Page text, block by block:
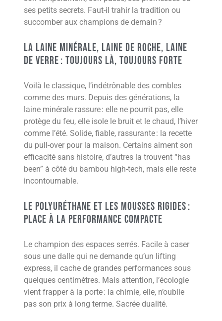
ses petits secrets. Faut-il trahir la tradition ou
succomber aux champions de demain ?
La Laine Minérale, Laine de Roche, Laine
de Verre : Toujours Là, Toujours Forte
Voilà le classique, l’indétrônable des combles
comme des murs. Depuis des générations, la
laine minérale rassure : elle ne pourrit pas, elle
protège du feu, elle isole le bruit et le chaud, l’hiver
comme l’été. Solide, fiable, rassurante : la recette
du pull-over pour la maison. Certains aiment son
efficacité sans histoire, d’autres la trouvent “has
been” à côté du bambou high-tech, mais elle reste
incontournable.
Le Polyuréthane et les Mousses Rigides :
Place à la Performance Compacte
Le champion des espaces serrés. Facile à caser
sous une dalle qui ne demande qu’un lifting
express, il cache de grandes performances sous
quelques centimètres. Mais attention, l’écologie
vient frapper à la porte : la chimie, elle, n’oublie
pas son prix à long terme. Sacrée dualité.